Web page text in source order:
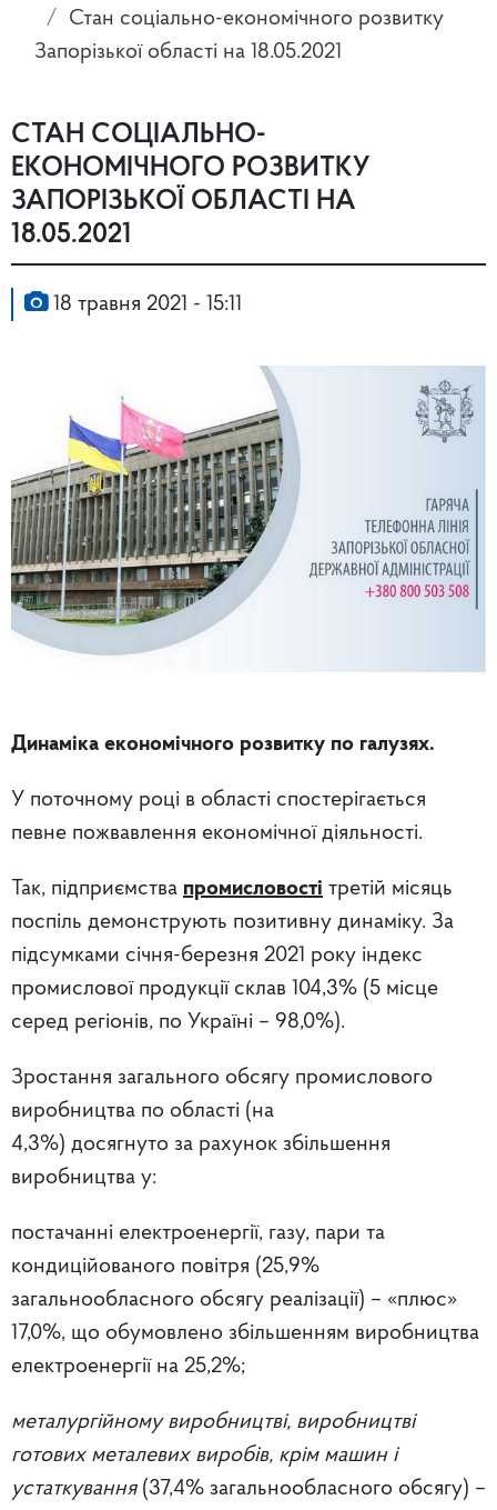
Стан соціально-економічного розвитку
Запорізької області на 18.05.2021
СТАН СОЦІАЛЬНО-
ЕКОНОМІЧНОГО РОЗВИТКУ
ЗАПОРІЗЬКОЇ ОБЛАСТІ НА
18.05.2021
18 травня 2021 - 15:11
Динаміка економічного розвитку по галузях.
У поточному році в області спостерігається
певне пожвавлення економічної діяльності.
Так, підприємства промисловості третій місяць
поспіль демонструють позитивну динаміку. За
підсумками січня-березня 2021 року індекс
промислової продукції склав 104,3% (5 місце
серед регіонів, по Україні – 98,0%).
Зростання загального обсягу промислового
виробництва по області (на
4,3%) досягнуто за рахунок збільшення
виробництва у:
постачанні електроенергії, газу, пари та
кондиційованого повітря (25,9%
загальнообласного обсягу реалізації) – «плюс»
17,0%, що обумовлено збільшенням виробництва
електроенергії на 25,2%;
металургійному виробництві, виробництві
готових металевих виробів, крім машин і
устаткування(37,4% загальнообласного обсягу) –